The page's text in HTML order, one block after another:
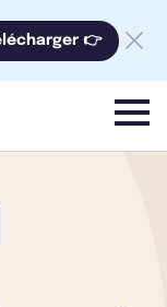
👉
menu